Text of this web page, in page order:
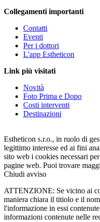
Collegamenti importanti
Contatti
Eventi
Per i dottori
L'app Estheticon
Link più visitati
Novità
Foto Prima e Dopo
Costi interventi
Destinazioni
Estheticon s.r.o., in ruolo di
legittimo interesse ed ai fini
sito web i cookies necessari
pagine web. Puoi trovare
Chiudi avviso
ATTENZIONE: Se vicino ai
maniera chiara il titiolo e il
l'informazione in essi
informazioni contenute nelle